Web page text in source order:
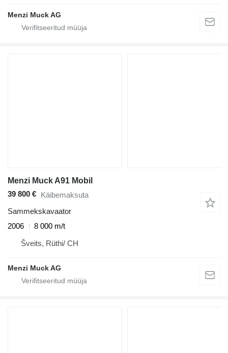
Menzi Muck AG
Menzi Muck A91 Mobil
39 800 € Käibemaksuta
Sammekskavaator
2006
8 000 m/t
Šveits, Rüthi/ CH
Menzi Muck AG